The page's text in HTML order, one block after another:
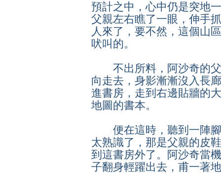
預計之中，心中仍是突地
父親左右瞧了一眼，伸手
人來了，要不然，這個山
吠叫的。
不出所料，阿沙奇的父
向走去，身影漸漸沒入長
進書房，走到右邊貼牆的
地圖的書本。
便在這時，聽到一陣腳
太熟識了，那是父親的皮
到這書房外了。阿沙奇當
子翻身輕躍出去，甫一著